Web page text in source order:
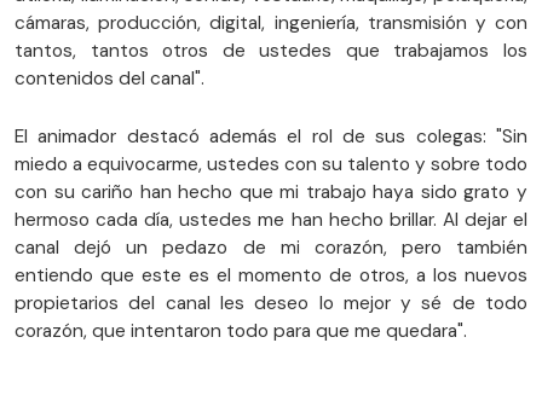
cámaras, producción, digital, ingeniería, transmisión y con
tantos, tantos otros de ustedes que trabajamos los
contenidos del canal".
El animador destacó además el rol de sus colegas: "Sin
miedo a equivocarme, ustedes con su talento y sobre todo
con su cariño han hecho que mi trabajo haya sido grato y
hermoso cada día, ustedes me han hecho brillar. Al dejar el
canal dejó un pedazo de mi corazón, pero también
entiendo que este es el momento de otros, a los nuevos
propietarios del canal les deseo lo mejor y sé de todo
corazón, que intentaron todo para que me quedara".